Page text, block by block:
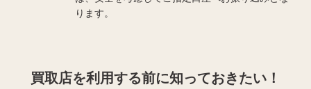
ります。
買取店を利用する前に知っておきたい！